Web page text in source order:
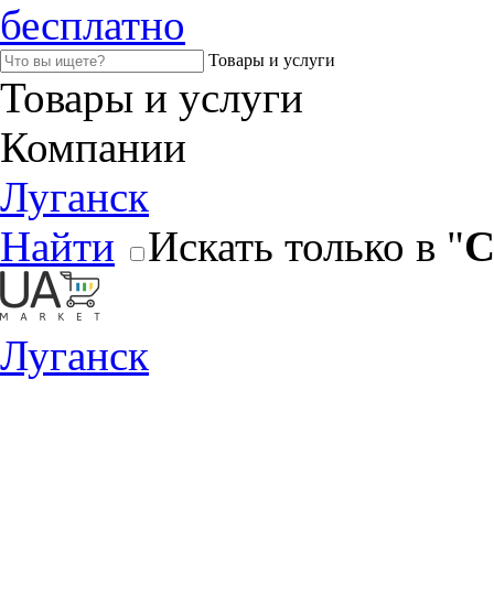
бесплатно
Товары и услуги
Товары и услуги
Компании
Луганск
Найти
Искать только в "
Луганск